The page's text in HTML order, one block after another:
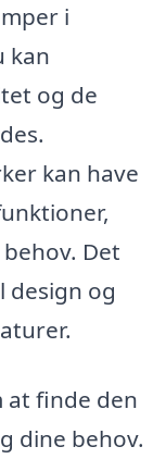
i
kan
og de
kan have
Det
design og
at finde den
dine behov.